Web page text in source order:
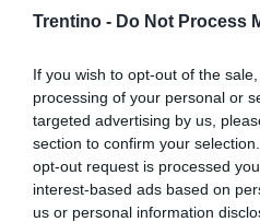
Trentino - Do Not Process
If you wish to opt-out of the
processing of your personal or
targeted advertising by us,
section to confirm your
opt-out request is processed
interest-based ads based on
us or personal information
MONDO